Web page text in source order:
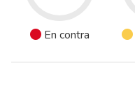
En contra